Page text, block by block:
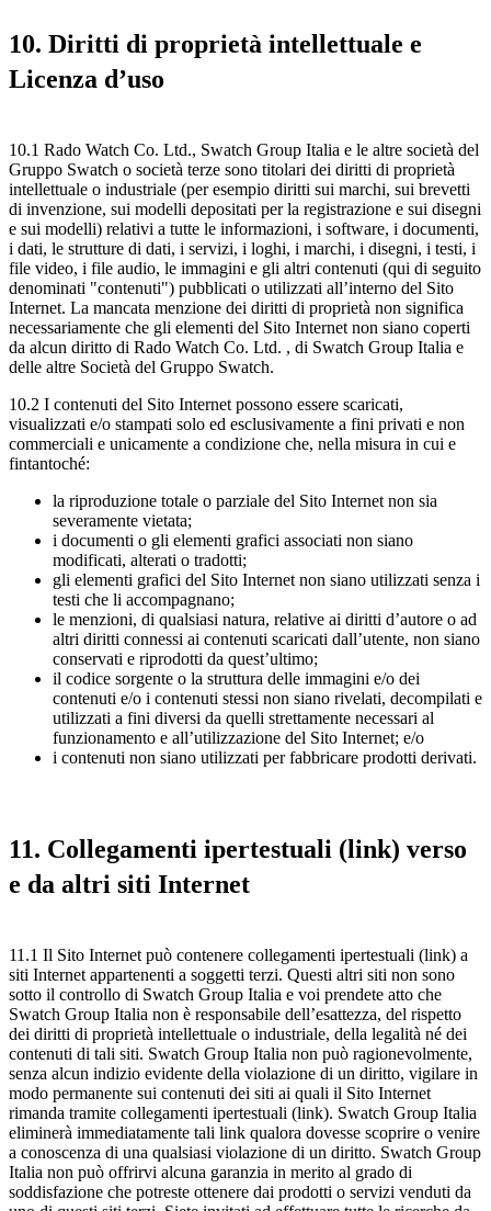
10. Diritti di proprietà intellettuale e
Licenza d’uso
10.1 Rado Watch Co. Ltd., Swatch Group Italia e le altre società del
Gruppo Swatch o società terze sono titolari dei diritti di proprietà
intellettuale o industriale (per esempio diritti sui marchi, sui brevetti
di invenzione, sui modelli depositati per la registrazione e sui disegni
e sui modelli) relativi a tutte le informazioni, i software, i documenti,
i dati, le strutture di dati, i servizi, i loghi, i marchi, i disegni, i testi, i
file video, i file audio, le immagini e gli altri contenuti (qui di seguito
denominati "contenuti") pubblicati o utilizzati all’interno del Sito
Internet. La mancata menzione dei diritti di proprietà non significa
necessariamente che gli elementi del Sito Internet non siano coperti
da alcun diritto di Rado Watch Co. Ltd. , di Swatch Group Italia e
delle altre Società del Gruppo Swatch.
10.2 I contenuti del Sito Internet possono essere scaricati,
visualizzati e/o stampati solo ed esclusivamente a fini privati e non
commerciali e unicamente a condizione che, nella misura in cui e
fintantoché:
la riproduzione totale o parziale del Sito Internet non sia
severamente vietata;
i documenti o gli elementi grafici associati non siano
modificati, alterati o tradotti;
gli elementi grafici del Sito Internet non siano utilizzati senza i
testi che li accompagnano;
le menzioni, di qualsiasi natura, relative ai diritti d’autore o ad
altri diritti connessi ai contenuti scaricati dall’utente, non siano
conservati e riprodotti da quest’ultimo;
il codice sorgente o la struttura delle immagini e/o dei
contenuti e/o i contenuti stessi non siano rivelati, decompilati e
utilizzati a fini diversi da quelli strettamente necessari al
funzionamento e all’utilizzazione del Sito Internet; e/o
i contenuti non siano utilizzati per fabbricare prodotti derivati.
11. Collegamenti ipertestuali (link) verso
e da altri siti Internet
11.1 Il Sito Internet può contenere collegamenti ipertestuali (link) a
siti Internet appartenenti a soggetti terzi. Questi altri siti non sono
sotto il controllo di Swatch Group Italia e voi prendete atto che
Swatch Group Italia non è responsabile dell’esattezza, del rispetto
dei diritti di proprietà intellettuale o industriale, della legalità né dei
contenuti di tali siti. Swatch Group Italia non può ragionevolmente,
senza alcun indizio evidente della violazione di un diritto, vigilare in
modo permanente sui contenuti dei siti ai quali il Sito Internet
rimanda tramite collegamenti ipertestuali (link). Swatch Group Italia
eliminerà immediatamente tali link qualora dovesse scoprire o venire
a conoscenza di una qualsiasi violazione di un diritto. Swatch Group
Italia non può offrirvi alcuna garanzia in merito al grado di
soddisfazione che potreste ottenere dai prodotti o servizi venduti da